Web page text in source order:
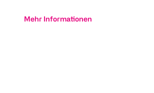
Mehr Informationen